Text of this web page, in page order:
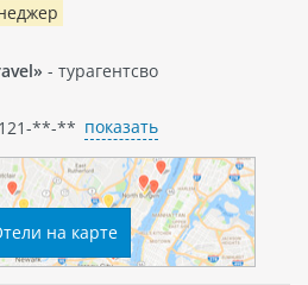
- турагентсво
**-** показать
на карте